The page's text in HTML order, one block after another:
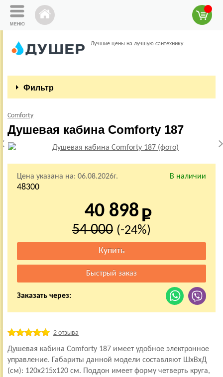
Лучшие цены на лучшую сантехнику
Фильтр
Comforty
Душевая кабина Comforty 187
Цена указана на: 06.08.2026г. В наличии
48300
40 898
54 000 (-24%)
Заказать через:
2 отзыва
Душевая кабина Comforty 187 имеет удобное электронное
управление. Габариты данной модели составляют ШхВхД
(см): 120x215x120 см. Поддон имеет форму четверть круга,